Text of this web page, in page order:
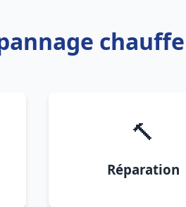
🔨
Réparation